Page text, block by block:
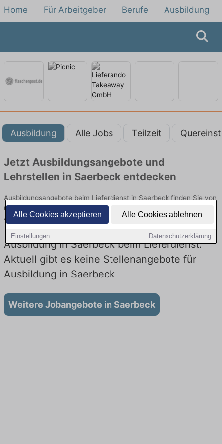
Alle Cookies akzeptieren Alle Cookies ablehnen
Einstellungen Datenschutzerklärung
Home Für Arbeitgeber Berufe Ausbildung
Ausbildung Alle Jobs Teilzeit
Jetzt Ausbildungsangebote und
Lehrstellen in Saerbeck entdecken
Ausbildungsangebote beim Lieferdienst in Saerbeck finden Sie von
namhaften Firmen. Entdecken Sie freie Optionen von Top-
Arbeitgebern und bewerben Sie sich noch heute.
Ausbildung in Saerbeck beim Lieferdienst:
Aktuell gibt es keine Stellenangebote für
Ausbildung in Saerbeck
Weitere Jobangebote in Saerbeck